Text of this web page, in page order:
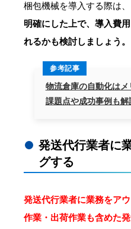
梱包機械を導入する際は、
明確にした上で、導入費
れるかも検討しましょう。
参考記事
物流倉庫の自動化はメ
課題点や成功事例も解
発送代行業者に
グする
発送代行業者に業務をア
作業・出荷作業も含めた